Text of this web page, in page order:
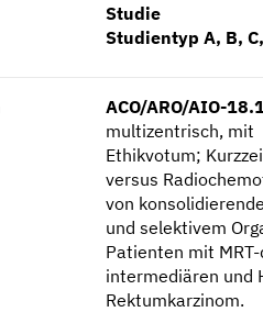
Studie
Studientyp A, B,
ACO/ARO/AIO-
multizentrisch, mit
Ethikvotum;
versus
von
und selektivem
Patienten mit
intermediären und
Rektumkarzinom.